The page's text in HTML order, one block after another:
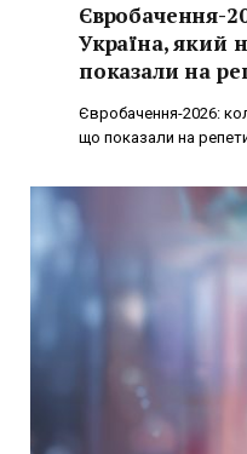
Євробачення-
Україна, який
показали на
Євробачення-2026:
що показали на